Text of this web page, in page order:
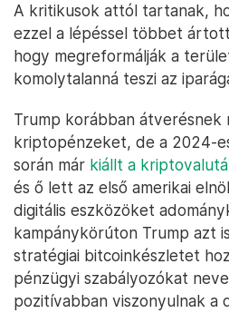
A kritikusok attól tartanak,
ezzel a lépéssel többet
hogy megreformálják a
komolytalanná teszi az
Trump korábban átverésnek
kriptopénzeket, de a 2024-
során már kiállt a
és ő lett az első amerikai
digitális eszközöket
kampánykörúton Trump azt
stratégiai bitcoinkészletet
pénzügyi szabályozókat
pozitívabban viszonyulnak a